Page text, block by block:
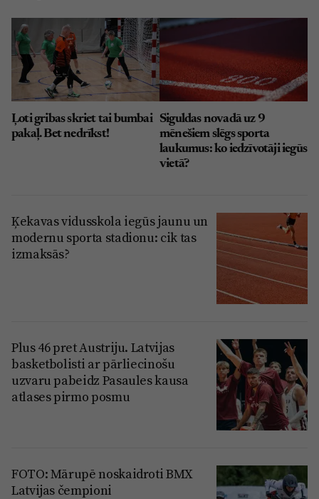
Ļoti gribas skriet tai bumbai
pakaļ. Bet nedrīkst!
Siguldas novadā uz 9
mēnešiem slēgs sporta
laukumus: ko iedzīvotāji iegūs
vietā?
Ķekavas vidusskola iegūs jaunu un
modernu sporta stadionu: cik tas
izmaksās?
Plus 46 pret Austriju. Latvijas
basketbolisti ar pārliecinošu
uzvaru pabeidz Pasaules kausa
atlases pirmo posmu
FOTO: Mārupē noskaidroti BMX
Latvijas čempioni